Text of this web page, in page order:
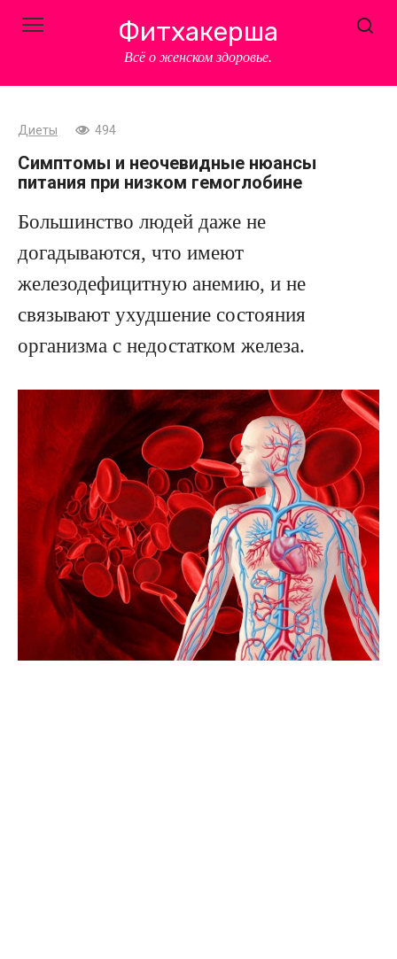
Фитхакерша
Всё о женском здоровье.
Диеты 494
Симптомы и неочевидные нюансы
питания при низком гемоглобине
Большинство людей даже не
догадываются, что имеют
железодефицитную анемию, и не
связывают ухудшение состояния
организма с недостатком железа.